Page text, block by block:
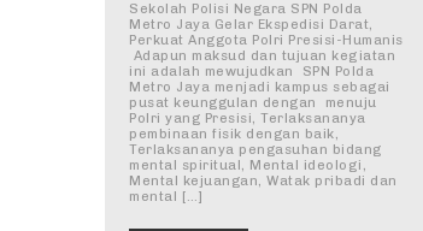
Sekolah Polisi Negara SPN Polda
Metro Jaya Gelar Ekspedisi Darat,
Perkuat Anggota Polri Presisi-Humanis
‎ ‎Adapun maksud dan tujuan kegiatan
ini adalah mewujudkan SPN Polda
Metro Jaya menjadi kampus sebagai
pusat keunggulan dengan menuju
Polri yang Presisi, Terlaksananya
pembinaan fisik dengan baik,
Terlaksananya pengasuhan bidang
mental spiritual, Mental ideologi,
Mental kejuangan, Watak pribadi dan
mental […]